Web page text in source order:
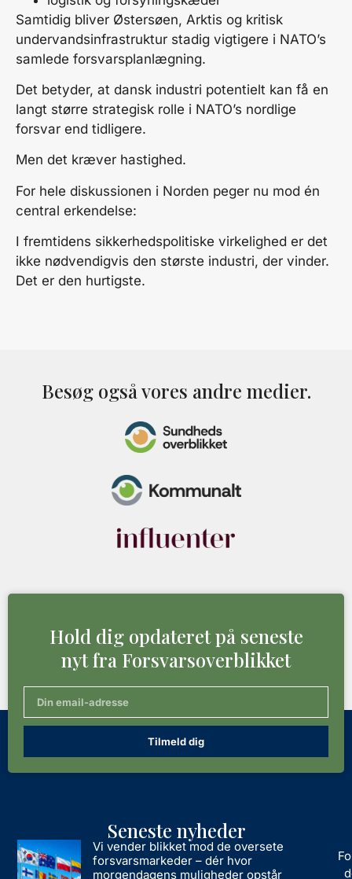
Samtidig bliver Østersøen, Arktis og kritisk
undervandsinfrastruktur stadig vigtigere i NATO’s
samlede forsvarsplanlægning.
Det betyder, at dansk industri potentielt kan få en
langt større strategisk rolle i NATO’s nordlige
forsvar end tidligere.
Men det kræver hastighed.
For hele diskussionen i Norden peger nu mod én
central erkendelse:
I fremtidens sikkerhedspolitiske virkelighed er det
ikke nødvendigvis den største industri, der vinder.
Det er den hurtigste.
Besøg også vores andre medier.
Hold dig opdateret på seneste
nyt fra Forsvarsoverblikket
Tilmeld dig
Seneste nyheder
Vi vender blikket mod de oversete
forsvarsmarkeder – dér hvor
morgendagens muligheder opstår